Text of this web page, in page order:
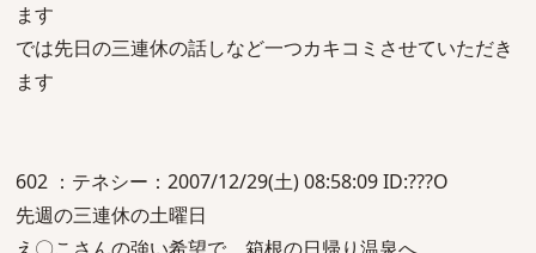
ます
では先日の三連休の話しなど一つカキコミさせていただき
ます
602 ：テネシー：2007/12/29(土) 08:58:09 ID:???O
先週の三連休の土曜日